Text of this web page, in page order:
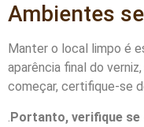
Ambientes
Manter o local limpo é
aparência final do
começar, certifique-se
Portanto, verifique se